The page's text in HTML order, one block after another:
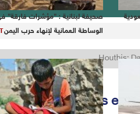
Global shares slide as dire economic outlook
Houthis:
Dangerous
صحيفة لبنانية : "مؤشرات فارقة"
الوساطة العمانية لإنهاء حرب اليمن